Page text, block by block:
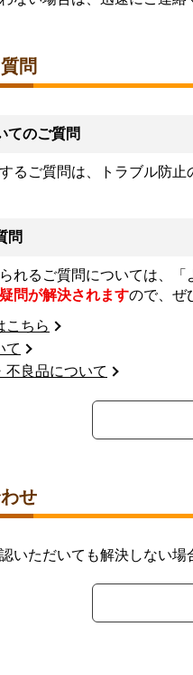
問
てのご質問
るご質問は、トラブル防
問
れるご質問については、「
問が解決されますので、ぜ
こちら
て
不良品について
せ
いただいても解決しない